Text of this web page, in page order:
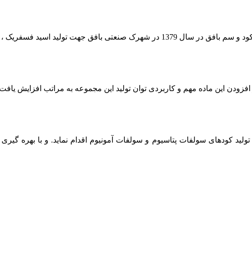
کودهای سولفات پتاسیوم و سولفات آمونیوم اقدام نماید. و با بهره